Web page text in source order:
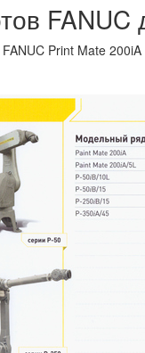
FANUC
Print Mate